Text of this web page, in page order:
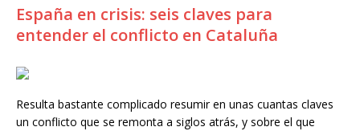
España en crisis: seis claves para
entender el conflicto en Cataluña
Resulta bastante complicado resumir en unas cuantas claves
un conflicto que se remonta a siglos atrás, y sobre el que